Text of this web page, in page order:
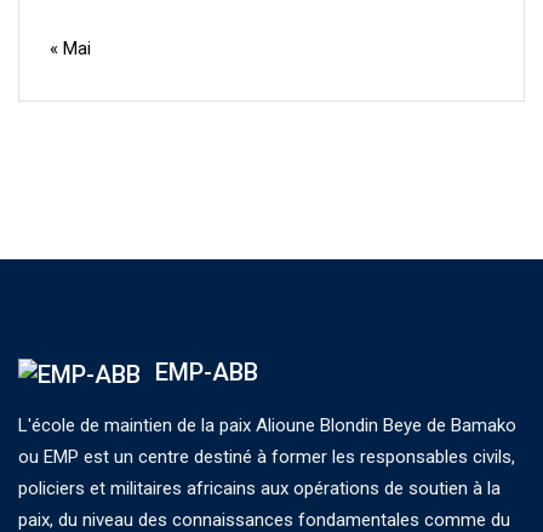
« Mai
EMP-ABB
L'école de maintien de la paix Alioune Blondin Beye de Bamako
ou EMP est un centre destiné à former les responsables civils,
policiers et militaires africains aux opérations de soutien à la
paix, du niveau des connaissances fondamentales comme du